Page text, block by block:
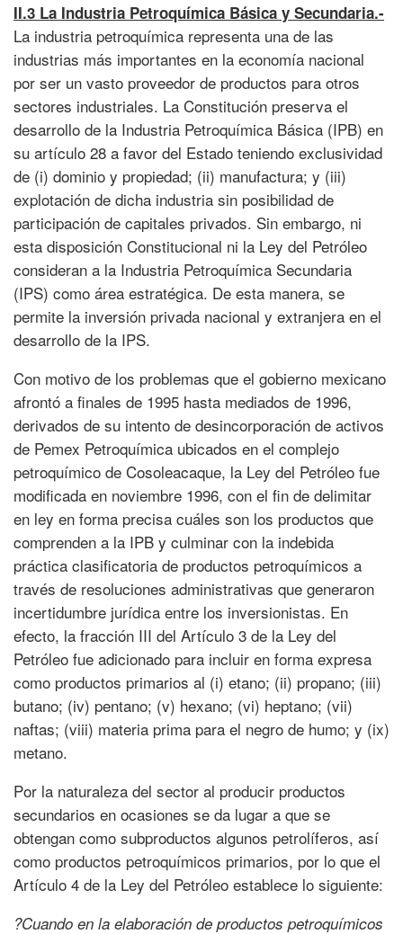
II.3 La Industria Petroquímica Básica y Secundaria.-
La industria petroquímica representa una de las
industrias más importantes en la economía nacional
por ser un vasto proveedor de productos para otros
sectores industriales. La Constitución preserva el
desarrollo de la Industria Petroquímica Básica (IPB) en
su artículo 28 a favor del Estado teniendo exclusividad
de (i) dominio y propiedad; (ii) manufactura; y (iii)
explotación de dicha industria sin posibilidad de
participación de capitales privados. Sin embargo, ni
esta disposición Constitucional ni la Ley del Petróleo
consideran a la Industria Petroquímica Secundaria
(IPS) como área estratégica. De esta manera, se
permite la inversión privada nacional y extranjera en el
desarrollo de la IPS.
Con motivo de los problemas que el gobierno mexicano
afrontó a finales de 1995 hasta mediados de 1996,
derivados de su intento de desincorporación de activos
de Pemex Petroquímica ubicados en el complejo
petroquímico de Cosoleacaque, la Ley del Petróleo fue
modificada en noviembre 1996, con el fin de delimitar
en ley en forma precisa cuáles son los productos que
comprenden a la IPB y culminar con la indebida
práctica clasificatoria de productos petroquímicos a
través de resoluciones administrativas que generaron
incertidumbre jurídica entre los inversionistas. En
efecto, la fracción III del Artículo 3 de la Ley del
Petróleo fue adicionado para incluir en forma expresa
como productos primarios al (i) etano; (ii) propano; (iii)
butano; (iv) pentano; (v) hexano; (vi) heptano; (vii)
naftas; (viii) materia prima para el negro de humo; y (ix)
metano.
Por la naturaleza del sector al producir productos
secundarios en ocasiones se da lugar a que se
obtengan como subproductos algunos petrolíferos, así
como productos petroquímicos primarios, por lo que el
Artículo 4 de la Ley del Petróleo establece lo siguiente:
?Cuando en la elaboración de productos petroquímicos